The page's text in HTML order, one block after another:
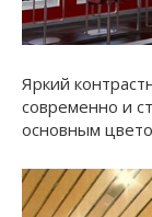
Яркий
современно и
основным